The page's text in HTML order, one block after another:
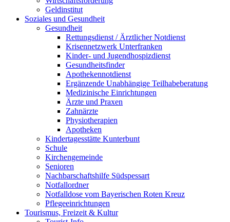
Geldinstitut
Soziales und Gesundheit
Gesundheit
Rettungsdienst / Ärztlicher Notdienst
Krisennetzwerk Unterfranken
Kinder- und Jugendhospizdienst
Gesundheitsfinder
Apothekennotdienst
Ergänzende Unabhängige Teilhabeberatung
Medizinische Einrichtungen
Ärzte und Praxen
Zahnärzte
Physiotherapien
Apotheken
Kindertagesstätte Kunterbunt
Schule
Kirchengemeinde
Senioren
Nachbarschaftshilfe Südspessart
Notfallordner
Notfalldose vom Bayerischen Roten Kreuz
Pflegeeinrichtungen
Tourismus, Freizeit & Kultur